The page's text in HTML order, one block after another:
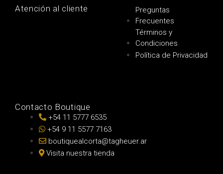
Atención al cliente
Preguntas
Frecuentes
Términos y
Condiciones
Política de Privacidad
Contacto Boutique
+54 11 5777 6535
+54 9 11 5577 7163
boutiquealcorta@tagheuer.ar
Visita nuestra tienda